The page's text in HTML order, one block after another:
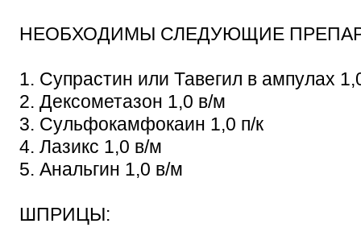
НЕОБХОДИМЫ СЛЕДУЮЩИЕ
1. Супрастин или Тавегил в ампулах
2. Дексометазон 1,0 в/м
3. Сульфокамфокаин 1,0 п/к
4. Лазикс 1,0 в/м
5. Анальгин 1,0 в/м
ШПРИЦЫ: